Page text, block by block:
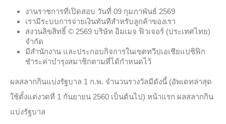
งานราชการที่เปิดสอบ วันที่ 09 กุมภาพันธ์ 2569
เรามีระบบการจ่ายเงินทันทีสำหรับลูกค้าของเรา
สงวนลิขสิทธิ์ © 2569 บริษัท อิมเมจ ฟิวเจอร์ (ประเทศไทย)
จำกัด
มีสำนักงาน และประกอบกิจการในเขตทวีปเอเชียแปซิฟิก
ชำระค่าบำรุงสมาชิกตามที่ได้กำหนดไว้
ผลสลากกินแบ่งรัฐบาล 1 ก.พ. จำนวนรางวัลมีดังนี้ (อัพเดทล่าสุด
ใช้ตั้งแต่งวดที่ 1 กันยายน 2560 เป็นต้นไป) หน้าแรก ผลสลากกิน
แบ่งรัฐบาล